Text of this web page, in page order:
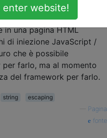
passare una stringa
correttamente per
in una pagina HTML
di iniezione JavaScript /
che è possibile
per farlo, ma al momento
del framework per farlo.
string
escaping
Pagina
fonte
enter website!